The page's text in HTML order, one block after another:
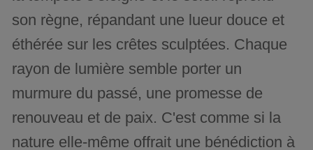
son règne, répandant une lueur douce et
éthérée sur les crêtes sculptées. Chaque
rayon de lumière semble porter un
murmure du passé, une promesse de
renouveau et de paix. C'est comme si la
nature elle-même offrait une bénédiction à